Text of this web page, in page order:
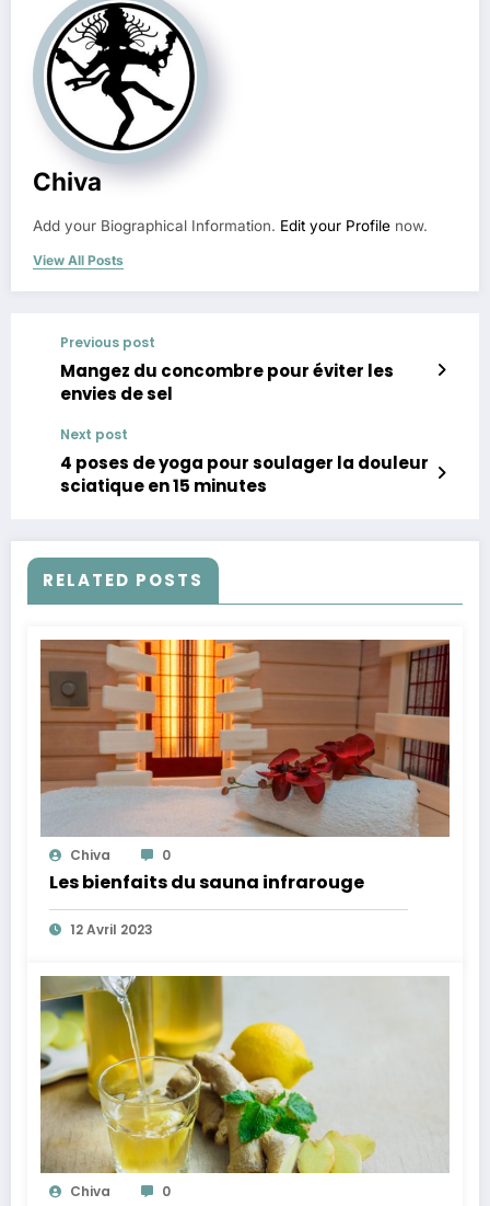
Chiva
Add your Biographical Information. Edit your Profile now.
View All Posts
Previous post
Mangez du concombre pour éviter les
envies de sel
Next post
4 poses de yoga pour soulager la douleur
sciatique en 15 minutes
RELATED POSTS
Chiva 0
Les bienfaits du sauna infrarouge
12 Avril 2023
Chiva 0